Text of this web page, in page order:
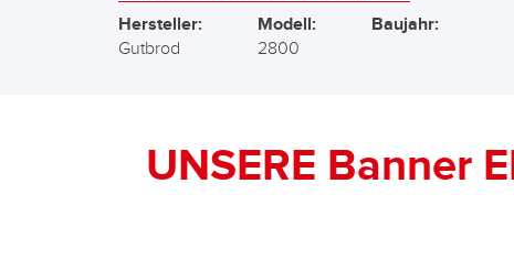
Hersteller:
Gutbrod
Modell:
2800
Baujahr:
UNSERE Banner